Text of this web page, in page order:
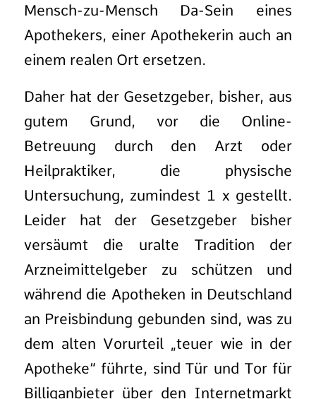
Mensch-zu-Mensch Da-Sein eines
Apothekers, einer Apothekerin auch an
einem realen Ort ersetzen.
Daher hat der Gesetzgeber, bisher, aus
gutem Grund, vor die Online-
Betreuung durch den Arzt oder
Heilpraktiker, die physische
Untersuchung, zumindest 1 x gestellt.
Leider hat der Gesetzgeber bisher
versäumt die uralte Tradition der
Arzneimittelgeber zu schützen und
während die Apotheken in Deutschland
an Preisbindung gebunden sind, was zu
dem alten Vorurteil „teuer wie in der
Apotheke“ führte, sind Tür und Tor für
Billiganbieter über den Internetmarkt